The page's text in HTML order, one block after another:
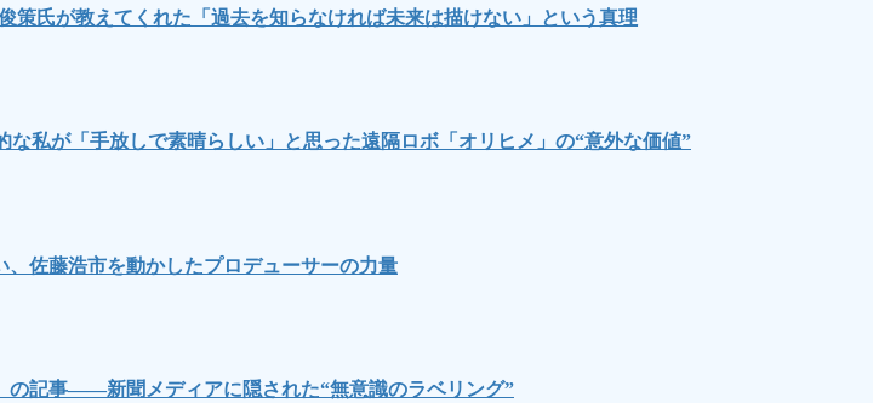
策氏が教えてくれた「過去を知らなければ未来は描けない」という真理
私が「手放しで素晴らしい」と思った遠隔ロボ「オリヒメ」の“意外な価値”
佐藤浩市を動かしたプロデューサーの力量
の記事――新聞メディアに隠された“無意識のラベリング”